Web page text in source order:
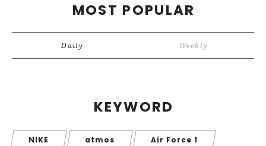
MOST POPULAR
Daily Weekly
KEYWORD
NIKE atmos Air Force 1